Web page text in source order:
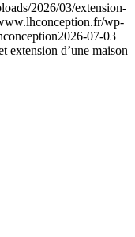
2026/03/extension-
wp-
2026-07-03
extension d’une maison